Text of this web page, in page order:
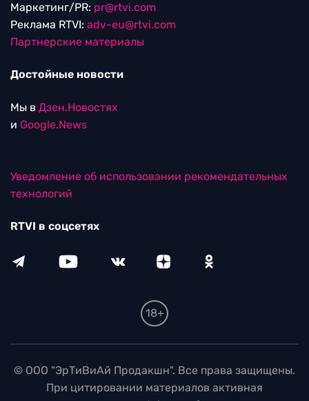
Маркетинг/PR: pr@rtvi.com
Реклама RTVI: adv-eu@rtvi.com
Партнерские материалы
Достойные новости
Мы в Дзен.Новостях
и Google.News
Уведомление об использовании рекомендательных
технологий
RTVI в соцсетях
18+
© ООО "ЭрТиВиАй Продакшн". Все права защищены.
При цитировании материалов активная